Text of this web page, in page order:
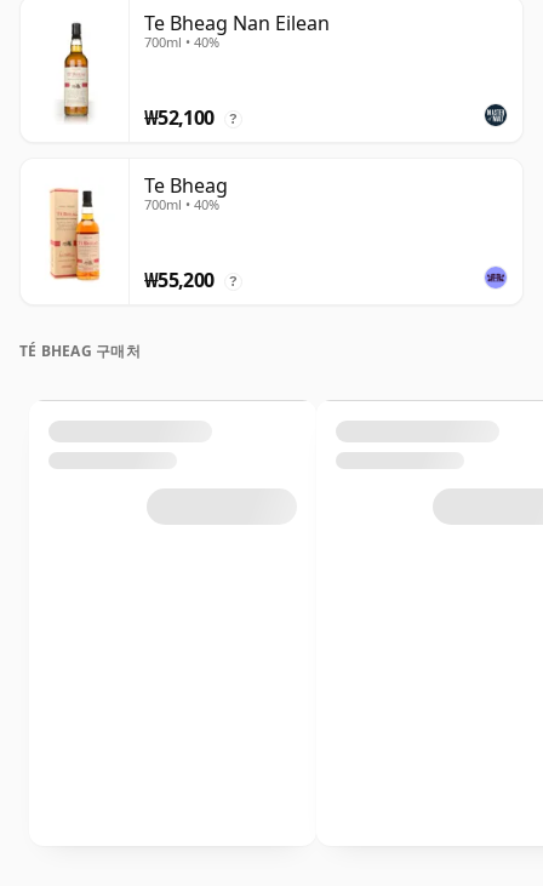
Te Bheag Nan Eilean
700ml • 40%
₩52,100 ?
Te Bheag
700ml • 40%
₩55,200 ?
TÉ BHEAG 구매처